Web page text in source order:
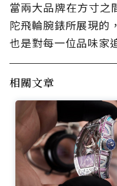
當兩大品牌在方寸
陀飛輪腕錶所展現的
也是對每一位品味家
相關文章